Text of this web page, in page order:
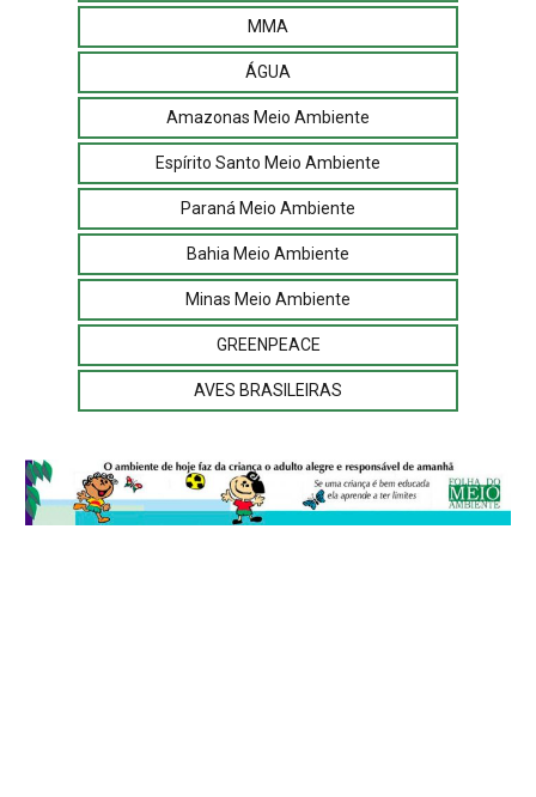
MMA
ÁGUA
Amazonas Meio Ambiente
Espírito Santo Meio Ambiente
Paraná Meio Ambiente
Bahia Meio Ambiente
Minas Meio Ambiente
GREENPEACE
AVES BRASILEIRAS